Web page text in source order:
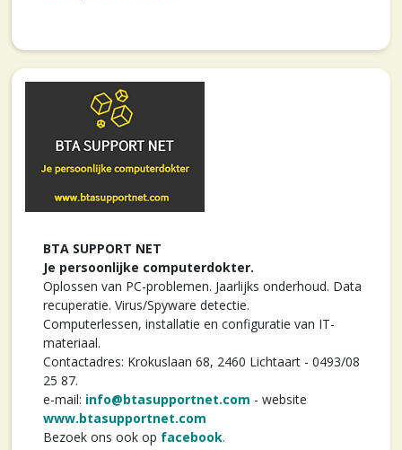
BTA SUPPORT NET
Je persoonlijke computerdokter.
Oplossen van PC-problemen. Jaarlijks onderhoud. Data
recuperatie. Virus/Spyware detectie.
Computerlessen, installatie en configuratie van IT-
materiaal.
Contactadres: Krokuslaan 68, 2460 Lichtaart - 0493/08
25 87.
e-mail: info@btasupportnet.com - website
www.btasupportnet.com
Bezoek ons ook op facebook.